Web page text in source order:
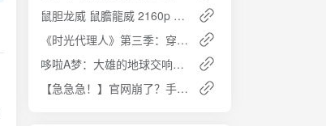
鼠胆龙威 鼠膽龍威 2160p Remux (1995)
《时光代理人》第三季：穿越时空的悬疑之旅，4K高码率，本季完结
哆啦A梦：大雄的地球交响乐 (2024) 【1080P】国语中字：音乐与冒险的奇妙旅程
【急急急！】官网崩了？手把手教你白嫖DeepSeek满血版R1模型，打工人自救指南！